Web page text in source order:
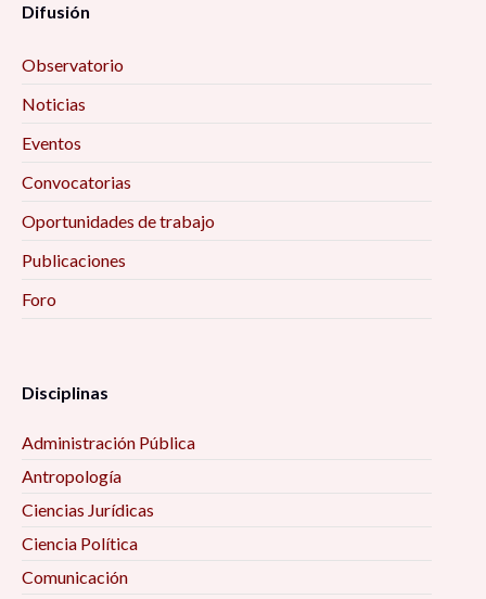
Difusión
Observatorio
Noticias
Eventos
Convocatorias
Oportunidades de trabajo
Publicaciones
Foro
Disciplinas
Administración Pública
Antropología
Ciencias Jurídicas
Ciencia Política
Comunicación